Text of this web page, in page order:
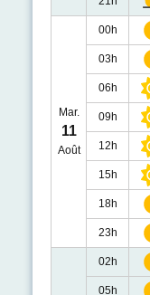
Mar.
11
Août
00h
03h
06h
09h
12h
15h
18h
23h
02h
05h